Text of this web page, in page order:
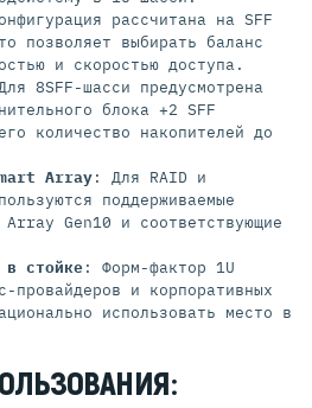
рассчитана на SFF
позволяет выбирать баланс
и скоростью доступа.
8SFF-шасси предусмотрена
блока +2 SFF
количество накопителей до
Array: Для RAID и
поддерживаемые
Array Gen10 и соответствующие
в стойке: Форм-фактор 1U
провайдеров и корпоративных
использовать место в